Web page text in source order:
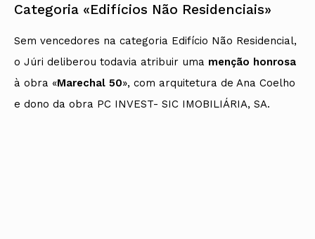
Categoria «Edifícios Não Residenciais»
Sem vencedores na categoria Edifício Não Residencial,
o Júri deliberou todavia atribuir uma menção honrosa
à obra «Marechal 50», com arquitetura de Ana Coelho
e dono da obra PC INVEST- SIC IMOBILIÁRIA, SA.